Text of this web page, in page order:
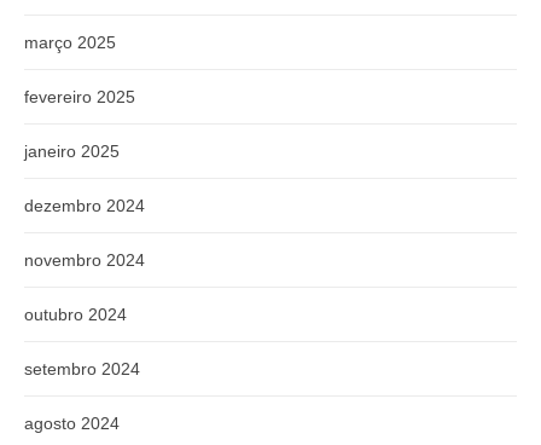
março 2025
fevereiro 2025
janeiro 2025
dezembro 2024
novembro 2024
outubro 2024
setembro 2024
agosto 2024